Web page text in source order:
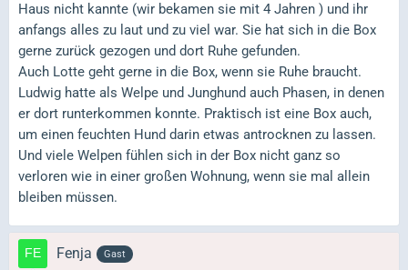
Haus nicht kannte (wir bekamen sie mit 4 Jahren ) und ihr
anfangs alles zu laut und zu viel war. Sie hat sich in die Box
gerne zurück gezogen und dort Ruhe gefunden.
Auch Lotte geht gerne in die Box, wenn sie Ruhe braucht.
Ludwig hatte als Welpe und Junghund auch Phasen, in denen
er dort runterkommen konnte. Praktisch ist eine Box auch,
um einen feuchten Hund darin etwas antrocknen zu lassen.
Und viele Welpen fühlen sich in der Box nicht ganz so
verloren wie in einer großen Wohnung, wenn sie mal allein
bleiben müssen.
Fenja Gast